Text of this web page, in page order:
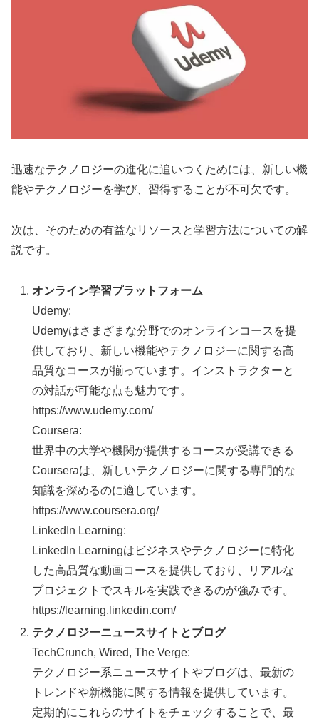
迅速なテクノロジーの進化に追いつくためには、新しい機
能やテクノロジーを学び、習得することが不可欠です。
次は、そのための有益なリソースと学習方法についての解
説です。
オンライン学習プラットフォーム
Udemy:
Udemyはさまざまな分野でのオンラインコースを提
供しており、新しい機能やテクノロジーに関する高
品質なコースが揃っています。インストラクターと
の対話が可能な点も魅力です。
https://www.udemy.com/
Coursera:
世界中の大学や機関が提供するコースが受講できる
Courseraは、新しいテクノロジーに関する専門的な
知識を深めるのに適しています。
https://www.coursera.org/
LinkedIn Learning:
LinkedIn Learningはビジネスやテクノロジーに特化
した高品質な動画コースを提供しており、リアルな
プロジェクトでスキルを実践できるのが強みです。
https://learning.linkedin.com/
テクノロジーニュースサイトとブログ
TechCrunch, Wired, The Verge:
テクノロジー系ニュースサイトやブログは、最新の
トレンドや新機能に関する情報を提供しています。
定期的にこれらのサイトをチェックすることで、最